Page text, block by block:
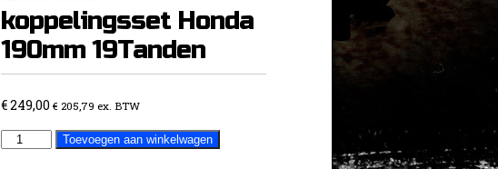
koppelingsset Honda
190mm 19Tanden
€249,00 € 205,79 ex. BTW
Extreme
Toevoegen aan winkelwagen